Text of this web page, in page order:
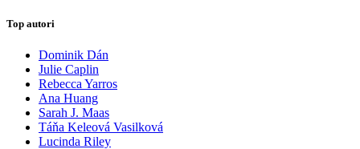
Top autori
Dominik Dán
Julie Caplin
Rebecca Yarros
Ana Huang
Sarah J. Maas
Táňa Keleová Vasilková
Lucinda Riley